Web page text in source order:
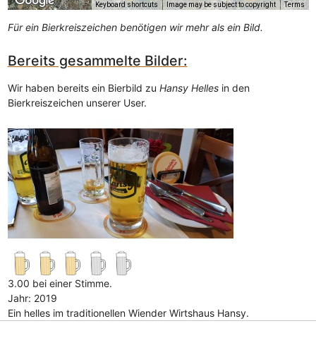
Keyboard shortcuts Image may be subject to copyright Terms
Für ein Bierkreiszeichen benötigen wir mehr als ein Bild.
Bereits gesammelte Bilder:
Wir haben bereits ein Bierbild zu Hansy Hellesin den
Bierkreiszeichen unserer User.
3.00 bei einer Stimme.
Jahr: 2019
Ein helles im traditionellen Wiender Wirtshaus Hansy.